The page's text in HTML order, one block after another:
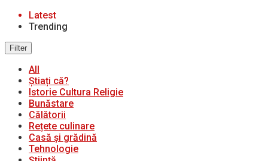
Latest
Trending
Filter
All
Știați că?
Istorie Cultura Religie
Bunăstare
Călătorii
Rețete culinare
Casă și grădină
Tehnologie